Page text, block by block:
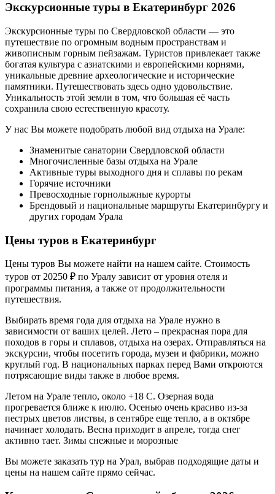
Экскурсионные туры в Екатеринбург 2026
Экскурсионные туры по Свердловской области — это
путешествие по огромным водным пространствам и
живописным горным пейзажам. Туристов привлекает также
богатая культура с азиатскими и европейскими корнями,
уникальные древние археологические и исторические
памятники. Путешествовать здесь одно удовольствие.
Уникальность этой земли в том, что большая её часть
сохранила свою естественную красоту.
У нас Вы можете подобрать любой вид отдыха на Урале:
Знаменитые санатории Свердловской области
Многочисленные базы отдыха на Урале
Активные туры выходного дня и сплавы по рекам
Горячие источники
Превосходные горнолыжные курорты
Брендовый и национальные маршруты Екатеринбургу и
других городам Урала
Цены туров в Екатеринбург
Цены туров Вы можете найти на нашем сайте. Стоимость
туров от 20250 ₽ по Уралу зависит от уровня отеля и
программы питания, а также от продолжительности
путешествия.
Выбирать время года для отдыха на Урале нужно в
зависимости от ваших целей. Лето – прекрасная пора для
походов в горы и сплавов, отдыха на озерах. Отправляться на
экскурсии, чтобы посетить города, музеи и фабрики, можно
круглый год. В национальных парках перед Вами откроются
потрясающие виды также в любое время.
Летом на Урале тепло, около +18 C. Озерная вода
прогревается ближе к июлю. Осенью очень красиво из-за
пестрых цветов листвы, в сентябре еще тепло, а в октябре
начинает холодать. Весна приходит в апреле, тогда снег
активно тает. Зимы снежные и морозные
Вы можете заказать тур на Урал, выбрав подходящие даты и
цены на нашем сайте прямо сейчас.